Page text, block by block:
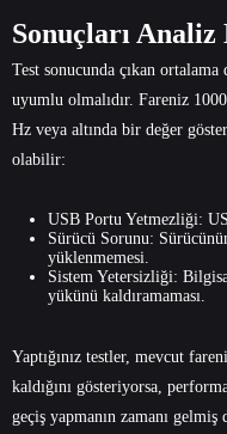
Sonuçları Analiz
Test sonucunda çıkan
uyumlu olmalıdır. Fareniz
Hz veya altında bir değer
olabilir:
USB Portu Yetmezliği:
Sürücü Sorunu:
yüklenmemesi.
Sistem Yetersizliği:
yükünü kaldıramaması.
Yaptığınız testler, mevcut
kaldığını gösteriyorsa,
geçiş yapmanın zamanı